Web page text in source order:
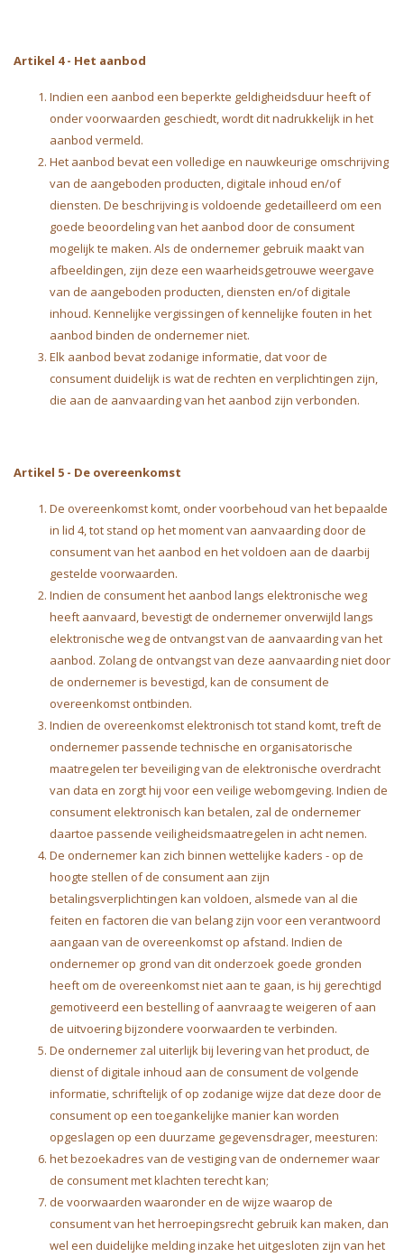
Artikel 4- Het aanbod
Indien een aanbod een beperkte geldigheidsduur heeft of
onder voorwaarden geschiedt, wordt dit nadrukkelijk in het
aanbod vermeld.
Het aanbod bevat een volledige en nauwkeurige omschrijving
van de aangeboden producten, digitale inhoud en/of
diensten. De beschrijving is voldoende gedetailleerd om een
goede beoordeling van het aanbod door de consument
mogelijk te maken. Als de ondernemer gebruik maakt van
afbeeldingen, zijn deze een waarheidsgetrouwe weergave
van de aangeboden producten, diensten en/of digitale
inhoud. Kennelijke vergissingen of kennelijke fouten in het
aanbod binden de ondernemer niet.
Elk aanbod bevat zodanige informatie, dat voor de
consument duidelijk is wat de rechten en verplichtingen zijn,
die aan de aanvaarding van het aanbod zijn verbonden.
Artikel 5 - De overeenkomst
De overeenkomst komt, onder voorbehoud van het bepaalde
in lid 4, tot stand op het moment van aanvaarding door de
consument van het aanbod en het voldoen aan de daarbij
gestelde voorwaarden.
Indien de consument het aanbod langs elektronische weg
heeft aanvaard, bevestigt de ondernemer onverwijld langs
elektronische weg de ontvangst van de aanvaarding van het
aanbod. Zolang de ontvangst van deze aanvaarding niet door
de ondernemer is bevestigd, kan de consument de
overeenkomst ontbinden.
Indien de overeenkomst elektronisch tot stand komt, treft de
ondernemer passende technische en organisatorische
maatregelen ter beveiliging van de elektronische overdracht
van data en zorgt hij voor een veilige webomgeving. Indien de
consument elektronisch kan betalen, zal de ondernemer
daartoe passende veiligheidsmaatregelen in acht nemen.
De ondernemer kan zich binnen wettelijke kaders - op de
hoogte stellen of de consument aan zijn
betalingsverplichtingen kan voldoen, alsmede van al die
feiten en factoren die van belang zijn voor een verantwoord
aangaan van de overeenkomst op afstand. Indien de
ondernemer op grond van dit onderzoek goede gronden
heeft om de overeenkomst niet aan te gaan, is hij gerechtigd
gemotiveerd een bestelling of aanvraag te weigeren of aan
de uitvoering bijzondere voorwaarden te verbinden.
De ondernemer zal uiterlijk bij levering van het product, de
dienst of digitale inhoud aan de consument de volgende
informatie, schriftelijk of op zodanige wijze dat deze door de
consument op een toegankelijke manier kan worden
opgeslagen op een duurzame gegevensdrager, meesturen:
het bezoekadres van de vestiging van de ondernemer waar
de consument met klachten terecht kan;
de voorwaarden waaronder en de wijze waarop de
consument van het herroepingsrecht gebruik kan maken, dan
wel een duidelijke melding inzake het uitgesloten zijn van het